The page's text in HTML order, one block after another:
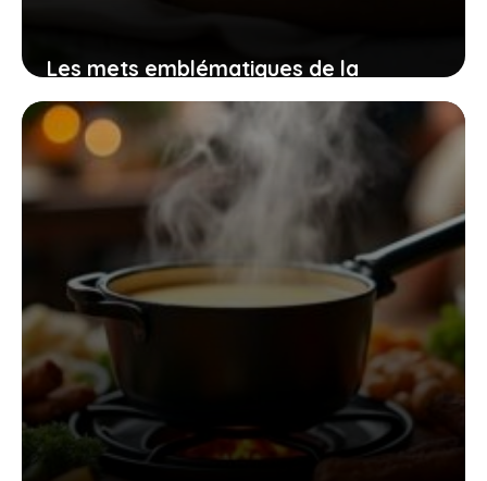
Les mets emblématiques de la
Corrèze qui offrent un véritable festin
aux amateurs de terroir
23 avril 2026